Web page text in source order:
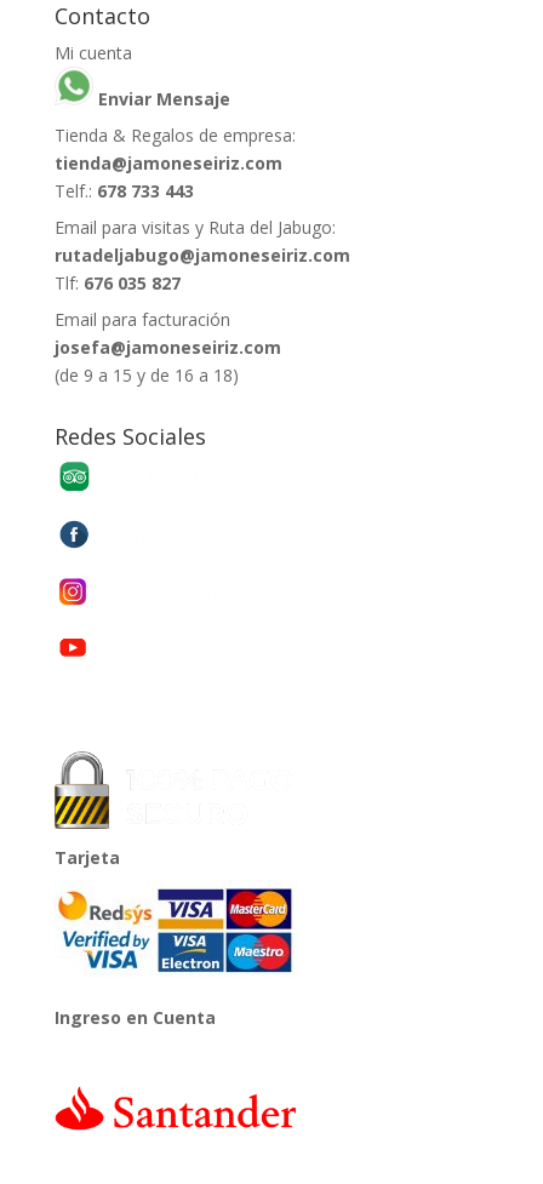
Contacto
Mi cuenta
Enviar Mensaje
Tienda & Regalos de empresa:
tienda@jamoneseiriz.com
Telf.: 678 733 443
Email para visitas y Ruta del Jabugo:
rutadeljabugo@jamoneseiriz.com
Tlf: 676 035 827
Email para facturación
josefa@jamoneseiriz.com
(de 9 a 15 y de 16 a 18)
Redes Sociales
Tarjeta
Ingreso en Cuenta